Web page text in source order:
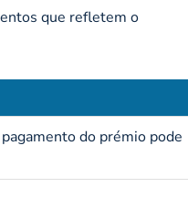
que refletem o
do prémio pode